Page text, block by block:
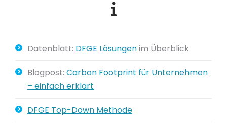
Datenblatt: DFGE Lösungenim Überblick
Blogpost: Carbon Footprint für Unternehmen
– einfach erklärt
DFGE Top-Down Methode